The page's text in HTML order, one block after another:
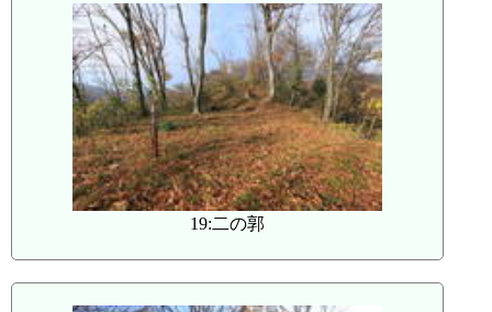
19:二の郭